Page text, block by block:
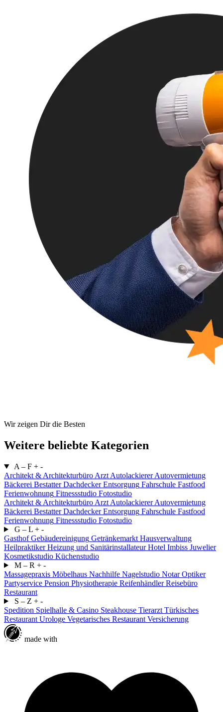
Wir zeigen Dir die Besten
Weitere beliebte Kategorien
A – F + -
Architekt & Architekturbüro Arzt Autolackierer Autovermietung
Bäckerei Bestatter Dachdecker Entsorgung Fahrschule Fastfood
Ferienwohnung Fitnessstudio Fotostudio
Architekt & Architekturbüro Arzt Autolackierer Autovermietung
Bäckerei Bestatter Dachdecker Entsorgung Fahrschule Fastfood
Ferienwohnung Fitnessstudio Fotostudio
G – L + -
Gasthof Gebäudereinigung Getränkemarkt Hausverwaltung
Heilpraktiker Heizung und Sanitärinstallateur Hotel Imbiss Juwelier
Kosmetikstudio Küchenstudio
M – R + -
Massagepraxis Möbelhaus Nachhilfe Nagelstudio Notar Optiker
Partyservice Pension Physiotherapie Reifenhändler Reisebüro
Restaurant
S – Z + -
Spedition Spielhalle & Casino Steakhouse Tierarzt Türkisches
Restaurant Urologe Vegetarisches Restaurant Versicherung
made with